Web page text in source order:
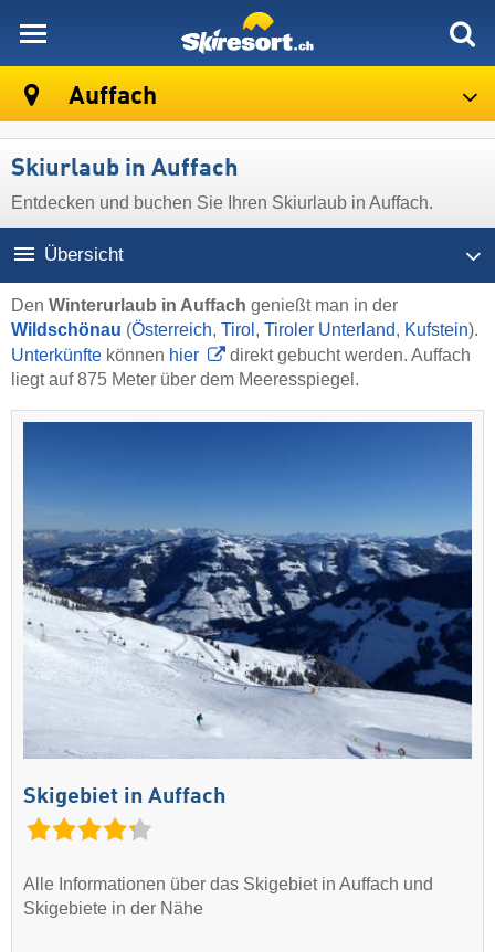
Auffach
Skiurlaub in Auffach
Entdecken und buchen Sie Ihren Skiurlaub in Auffach.
Übersicht
Den Winterurlaub in Auffach genießt man in der
Wildschönau (Österreich, Tirol , Tiroler Unterland, Kufstein).
Unterkünfte können hier
direkt gebucht werden. Auffach
liegt auf 875 Meter über dem Meeresspiegel.
Skigebiet in Auffach
Alle Informationen über das Skigebiet in Auffach und
Skigebiete in der Nähe